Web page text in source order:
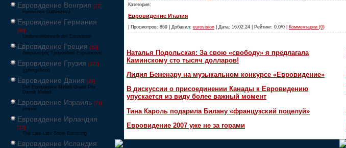
Евровидение Венгрия [22]
Eurovíziós Dalfesztivá
Евровидение Германия
[80]
Liederwettbewerb der Eurovision
Евровидение Греция [52]
Διαγωνισμός Τραγουδιού Ευρώεικονα
Евровидение Грузия [122]
ევროვიზიის
Евровидение Дания [29]
Det Europæiske Melodi Grand Prix
Dansk Melodi
Евровидение Израиль [71]
‏אירוויזיון
Евровидение Ирландия
[27]
The Late Late Show Eurosong
Евровидение Исландия
Категория:
Евровидение Италия
| Просмотров: 869 | Добавил: eurovision | Дата: 16.02.24 | Рейтинг: 0.0/0 | Комментарии (0)
Наталья Подольская: За свою «свободу» я предлагала
Каминскому сто тысяч долларов!
Лидия Беженару на музыкальном конкурсе «Евровидение»
В дискуссии о присоединении Канады к Евровидению
упускается из виду более важный момент
Тина Кароль подарила Билану «французский поцелуй»
Евровидение 2007 уже не за горами